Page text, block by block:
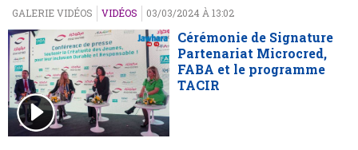
GALERIE VIDÉOS VIDÉOS 03/03/2024 À 13:02
Cérémonie de Signature
Partenariat Microcred,
FABA et le programme
TACIR